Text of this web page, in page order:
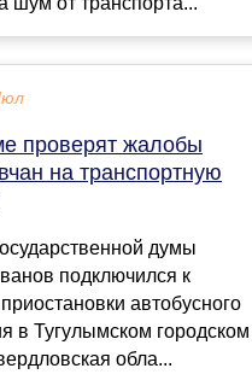
проверят жалобы
на транспортную
думы
подключился к
автобусного
в Тугулымском городском
обла...